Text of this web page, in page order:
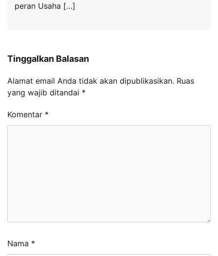
peran Usaha […]
Tinggalkan Balasan
Alamat email Anda tidak akan dipublikasikan. Ruas
yang wajib ditandai *
Komentar *
Nama *